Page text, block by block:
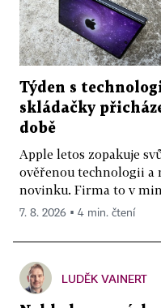
Týden s
skládačky
době
Apple letos zopakuje
ověřenou technologii a
novinku. Firma to v
7. 8. 2026 ▪ 4 min. čtení
LUDĚK VAINERT